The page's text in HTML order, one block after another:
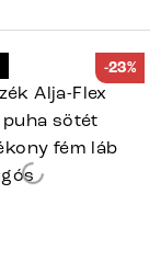
-23%